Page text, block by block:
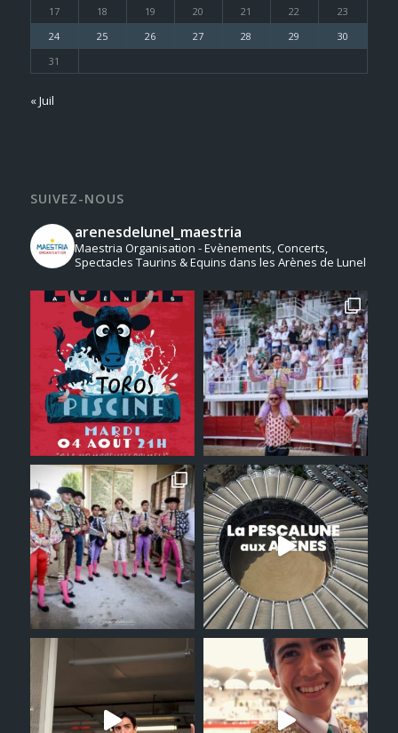
17
18 19 20 21 22
23
24
25 26 27 28 29
30
31
« Juil
SUIVEZ-NOUS
arenesdelunel_maestria
Maestria Organisation - Evènements, Concerts,
Spectacles Taurins & Equins dans les Arènes de Lunel